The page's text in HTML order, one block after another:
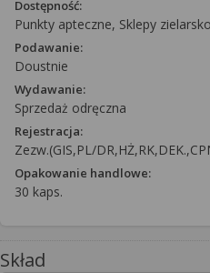
Dostępność:
Punkty apteczne, Sklepy
Podawanie:
Doustnie
Wydawanie:
Sprzedaż odręczna
Rejestracja:
Zezw.(GIS,PL/
Opakowanie handlowe:
30 kaps.
Skład